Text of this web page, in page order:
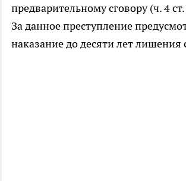
предварительному сговору (ч. 4
За данное преступление
наказание до десяти лет лишения